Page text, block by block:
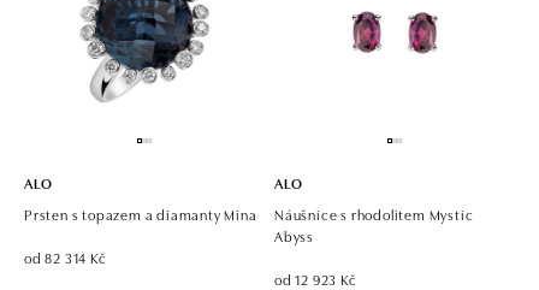
ALO
Prsten s topazem a diamanty Mina
od 82 314 Kč
ALO
Náušnice s rhodolitem Mystic
Abyss
od 12 923 Kč